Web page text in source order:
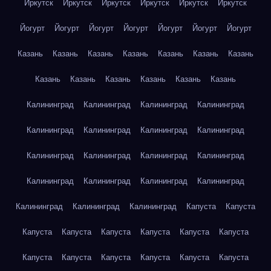
Иркутск Иркутск Иркутск Иркутск Иркутск Иркутск
Йогурт Йогурт Йогурт Йогурт Йогурт Йогурт Йогурт
Казань Казань Казань Казань Казань Казань Казань
Казань Казань Казань Казань Казань Казань
Калининград Калининград Калининград Калининград
Калининград Калининград Калининград Калининград
Калининград Калининград Калининград Калининград
Калининград Калининград Калининград Калининград
Калининград Калининград Калининград Капуста Капуста
Капуста Капуста Капуста Капуста Капуста Капуста
Капуста Капуста Капуста Капуста Капуста Капуста